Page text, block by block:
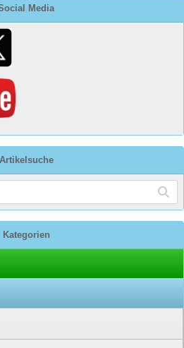
Media
Artikelsuche
Kategorien